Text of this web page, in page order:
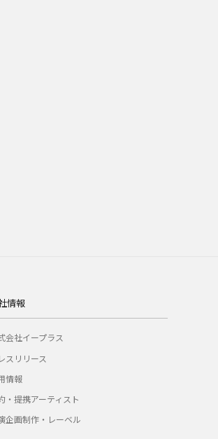
情報
会社イープラス
スリリース
情報
・提携アーティスト
企画制作・レーベル